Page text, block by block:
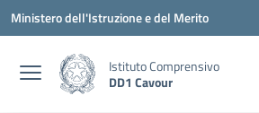
Vai ai contenuti
Vai al menu di navigazione
Vai al footer
Ministero dell'Istruzione e del Merito
Istituto Comprensivo
DD1 Cavour